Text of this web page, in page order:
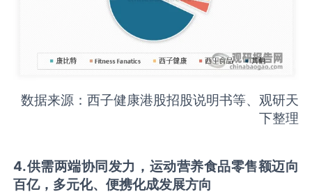
数据来源：西子健康港股招股说明书等、观研天
下整理
4.供需两端协同发力，运动营养食品零售额迈向
百亿，多元化、便携化成发展方向